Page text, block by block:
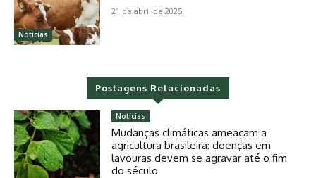
Notícias
21 de abril de 2025
Postagens Relacionadas
Notícias
Mudanças climáticas ameaçam a
agricultura brasileira: doenças em
lavouras devem se agravar até o fim
do século